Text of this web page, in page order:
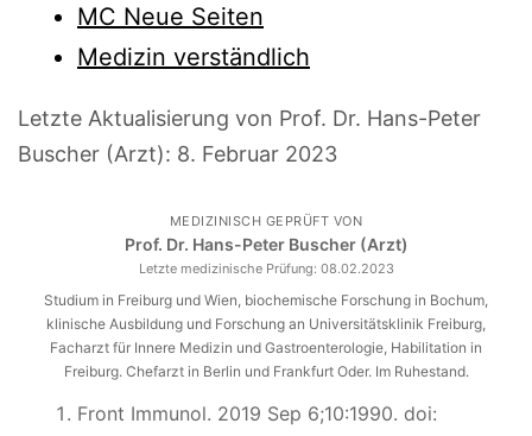
MC Neue Seiten
Medizin verständlich
Letzte Aktualisierung von Prof. Dr. Hans-Peter
Buscher (Arzt): 8. Februar 2023
MEDIZINISCH GEPRÜFT VON
Prof. Dr. Hans-Peter Buscher (Arzt)
Letzte medizinische Prüfung: 08.02.2023
Studium in Freiburg und Wien, biochemische Forschung in Bochum,
klinische Ausbildung und Forschung an Universitätsklinik Freiburg,
Facharzt für Innere Medizin und Gastroenterologie, Habilitation in
Freiburg. Chefarzt in Berlin und Frankfurt Oder. Im Ruhestand.
Front Immunol. 2019 Sep 6;10:1990. doi: